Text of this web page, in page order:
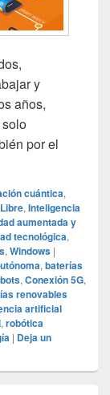
y
años,
por el
cuántica,
, Inteligencia
aumentada y
tecnológica,
, Windows |
, baterías
, Conexión 5G,
renovables
artificial
, robótica
| Deja un